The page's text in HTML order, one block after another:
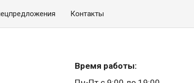
Контакты
Время работы: